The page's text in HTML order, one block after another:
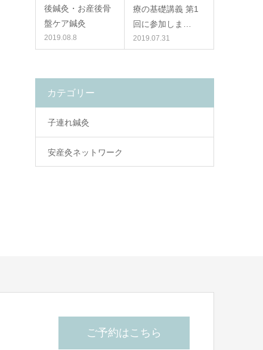
後鍼灸・お産後骨
盤ケア鍼灸
2019.08.8
療の基礎講義 第1
回に参加しま…
2019.07.31
カテゴリー
子連れ鍼灸
安産灸ネットワーク
ご予約はこちら